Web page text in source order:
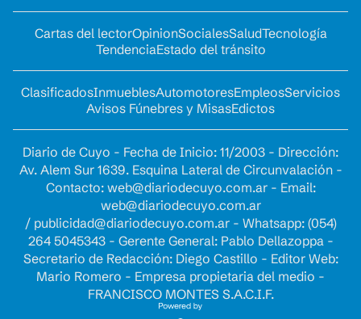
Cartas del lectorOpinionSocialesSaludTecnología
TendenciaEstado del tránsito
ClasificadosInmueblesAutomotoresEmpleosServicios
Avisos Fúnebres y MisasEdictos
Diario de Cuyo - Fecha de Inicio: 11/2003 - Dirección:
Av. Alem Sur 1639. Esquina Lateral de Circunvalación -
Contacto: web@diariodecuyo.com.ar- Email:
web@diariodecuyo.com.ar
/ publicidad@diariodecuyo.com.ar- Whatsapp: (054)
264 5045343 - Gerente General: Pablo Dellazoppa -
Secretario de Redacción: Diego Castillo - Editor Web:
Mario Romero - Empresa propietaria del medio -
FRANCISCO MONTES S.A.C.I.F.